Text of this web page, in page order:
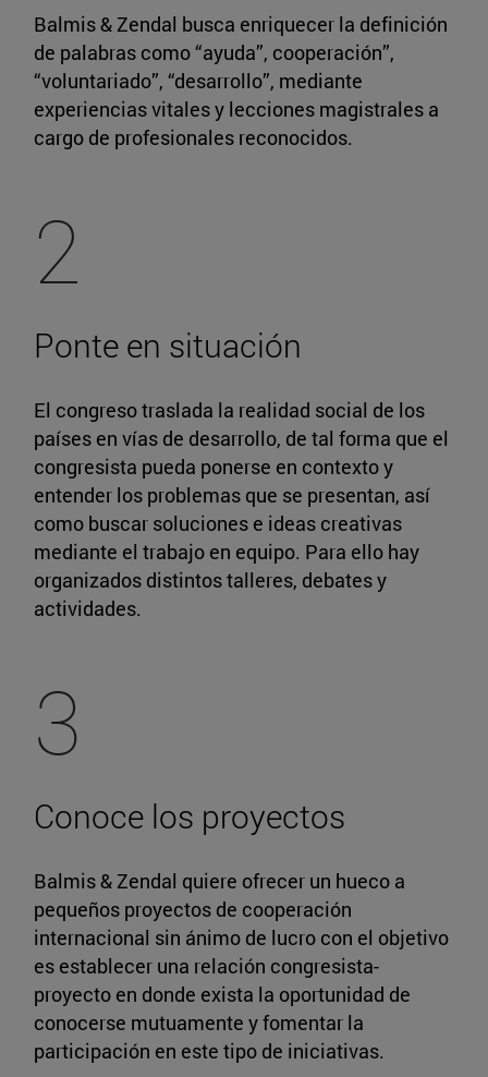
Balmis & Zendal busca enriquecer la definición
de palabras como “ayuda”, cooperación”,
“voluntariado”, “desarrollo”, mediante
experiencias vitales y lecciones magistrales a
cargo de profesionales reconocidos.
2
Ponte en situación
El congreso traslada la realidad social de los
países en vías de desarrollo, de tal forma que el
congresista pueda ponerse en contexto y
entender los problemas que se presentan, así
como buscar soluciones e ideas creativas
mediante el trabajo en equipo. Para ello hay
organizados distintos talleres, debates y
actividades.
3
Conoce los proyectos
Balmis & Zendal quiere ofrecer un hueco a
pequeños proyectos de cooperación
internacional sin ánimo de lucro con el objetivo
es establecer una relación congresista-
proyecto en donde exista la oportunidad de
conocerse mutuamente y fomentar la
participación en este tipo de iniciativas.